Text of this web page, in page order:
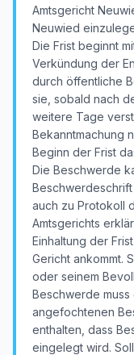
Amtsgericht
Neuwied
Die Frist beginnt
Verkündung der
durch öffentliche
sie, sobald nach
weitere Tage
Bekanntmachung
Beginn der Frist
Die Beschwerde
auch zu Protokoll
Amtsgerichts
Einhaltung der
Gericht ankommt.
oder seinem
Beschwerde
angefochtenen
enthalten, dass
eingelegt wird.